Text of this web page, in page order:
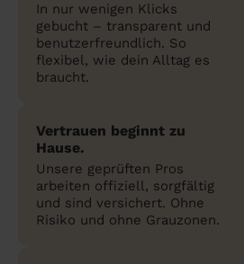
In nur wenigen Klicks
gebucht – transparent und
benutzerfreundlich. So
flexibel, wie dein Alltag es
braucht.
Vertrauen beginnt zu
Hause.
Unsere geprüften Pros
arbeiten offiziell, sorgfältig
und sind versichert. Ohne
Risiko und ohne Grauzonen.